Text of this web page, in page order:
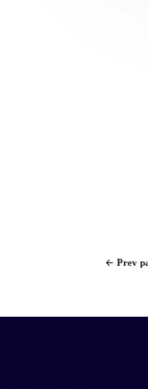
Prev